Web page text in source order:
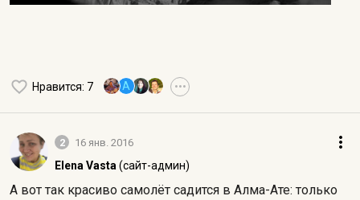
Нравится: 7 A •••
2 16 янв. 2016
Elena Vasta (сайт-админ)
А вот так красиво самолёт садится в Алма-Ате: только